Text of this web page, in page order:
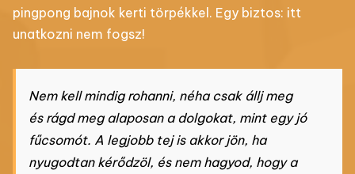
pingpong bajnok kerti törpékkel. Egy biztos: itt
unatkozni nem fogsz!
Nem kell mindig rohanni, néha csak állj meg
és rágd meg alaposan a dolgokat, mint egy jó
fűcsomót. A legjobb tej is akkor jön, ha
nyugodtan kérődzöl, és nem hagyod, hogy a